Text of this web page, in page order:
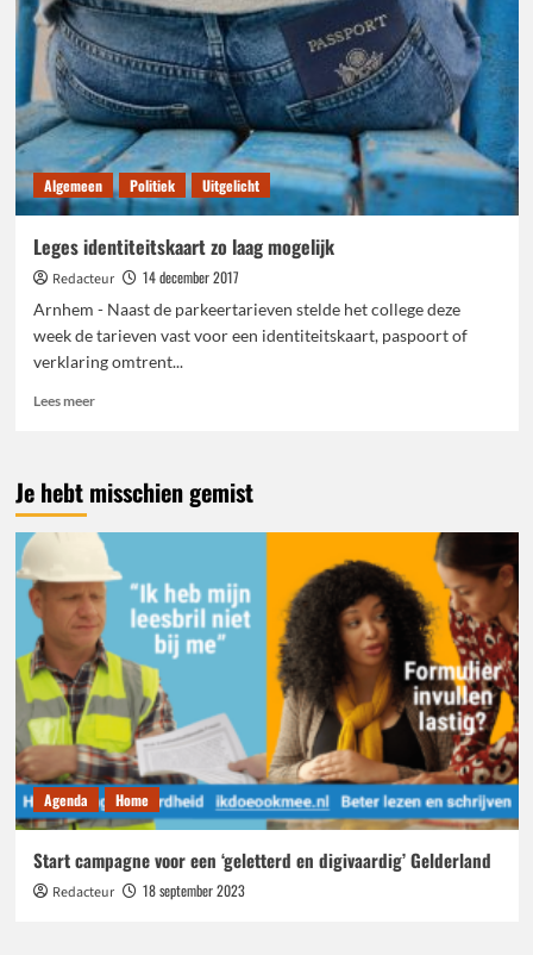
Algemeen Politiek Uitgelicht
Leges identiteitskaart zo laag mogelijk
Redacteur
14 december 2017
Arnhem - Naast de parkeertarieven stelde het college deze
week de tarieven vast voor een identiteitskaart, paspoort of
verklaring omtrent...
Lees meerLees
identiteitskaart
laag
mogelijk
Je hebt misschien gemist
Agenda Home
Start campagne voor een ‘geletterd en digivaardig’ Gelderland
Redacteur 18 september 2023